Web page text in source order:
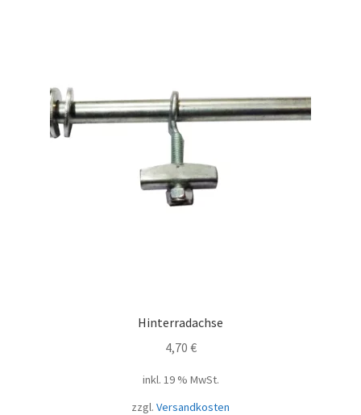
Hinterradachse
4,70 €
inkl. 19 % MwSt.
zzgl. Versandkosten